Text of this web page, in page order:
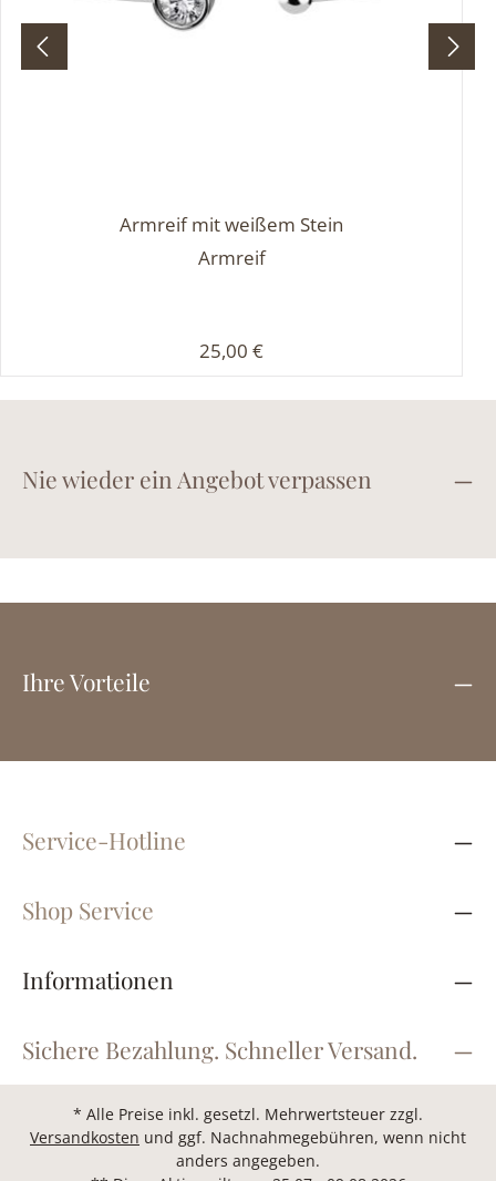
Armreif mit weißem Stein
Armreif
Regulärer Preis:
25,00 €
Nie wieder ein Angebot verpassen
Ihre Vorteile
Service-Hotline
Shop Service
Informationen
Sichere Bezahlung. Schneller Versand.
* Alle Preise inkl. gesetzl. Mehrwertsteuer zzgl.
Versandkosten und ggf. Nachnahmegebühren, wenn nicht
anders angegeben.